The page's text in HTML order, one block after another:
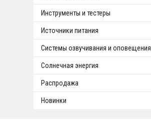
Инструменты и тестеры
Источники питания
Системы озвучивания и оповещения
Солнечная энергия
Распродажа
Новинки